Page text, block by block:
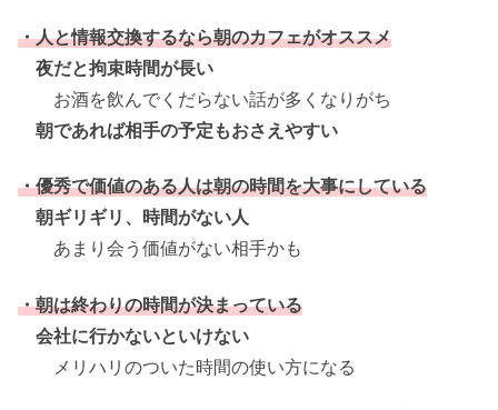
・人と情報交換するなら朝のカフェがオススメ
夜だと拘束時間が長い
お酒を飲んでくだらない話が多くなりがち
朝であれば相手の予定もおさえやすい
・優秀で価値のある人は朝の時間を大事にしている
朝ギリギリ、時間がない人
あまり会う価値がない相手かも
・朝は終わりの時間が決まっている
会社に行かないといけない
メリハリのついた時間の使い方になる